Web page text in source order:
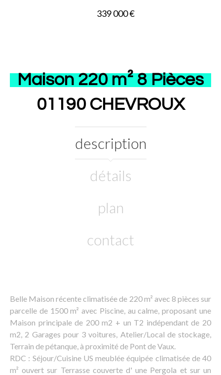
339 000 €
Maison 220 m² 8 Pièces
01190 CHEVROUX
description
détails
plan
contact
Belle Maison récente climatisée de 220 m² avec 8 pièces sur
parcelle de 1500 m² avec Piscine, au calme, proposant une
Maison principale de 200 m2 + un T2 indépendant de 20
m2, 2 Garages pour 3 voitures, Atelier/Local de stockage,
Terrain de pétanque, à proximité de Pont de Vaux.
RDC : Séjour/Cuisine US meublée équipée climatisée de 40
m² ouvert sur Terrasse couverte d' une Pergola et sur un